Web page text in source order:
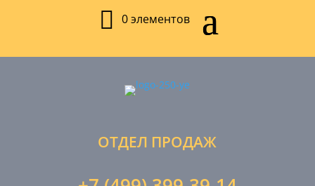
0 элементов
ОТДЕЛ ПРОДАЖ